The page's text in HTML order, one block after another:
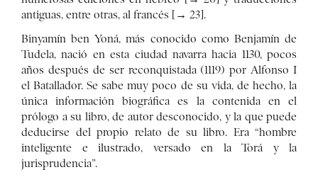
antiguas, entre otras, al francés [→ 23].
Binyamín ben Yoná, más conocido como Benjamín de
Tudela, nació en esta ciudad navarra hacia 1130, pocos
años después de ser reconquistada (1119) por Alfonso I
el Batallador. Se sabe muy poco de su vida, de hecho, la
única información biográfica es la contenida en el
prólogo a su libro, de autor desconocido, y la que puede
deducirse del propio relato de su libro. Era “hombre
inteligente e ilustrado, versado en la Torá y la
jurisprudencia”.